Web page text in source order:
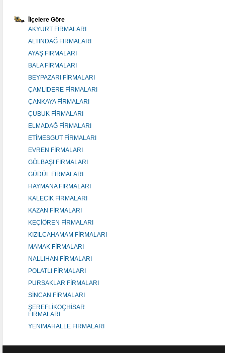
İlçelere Göre
AKYURT FİRMALARI
ALTINDAĞ FİRMALARI
AYAŞ FİRMALARI
BALA FİRMALARI
BEYPAZARI FİRMALARI
ÇAMLIDERE FİRMALARI
ÇANKAYA FİRMALARI
ÇUBUK FİRMALARI
ELMADAĞ FİRMALARI
ETİMESGUT FİRMALARI
EVREN FİRMALARI
GÖLBAŞI FİRMALARI
GÜDÜL FİRMALARI
HAYMANA FİRMALARI
KALECİK FİRMALARI
KAZAN FİRMALARI
KEÇİÖREN FİRMALARI
KIZILCAHAMAM FİRMALARI
MAMAK FİRMALARI
NALLIHAN FİRMALARI
POLATLI FİRMALARI
PURSAKLAR FİRMALARI
SİNCAN FİRMALARI
ŞEREFLİKOÇHİSAR
FİRMALARI
YENİMAHALLE FİRMALARI